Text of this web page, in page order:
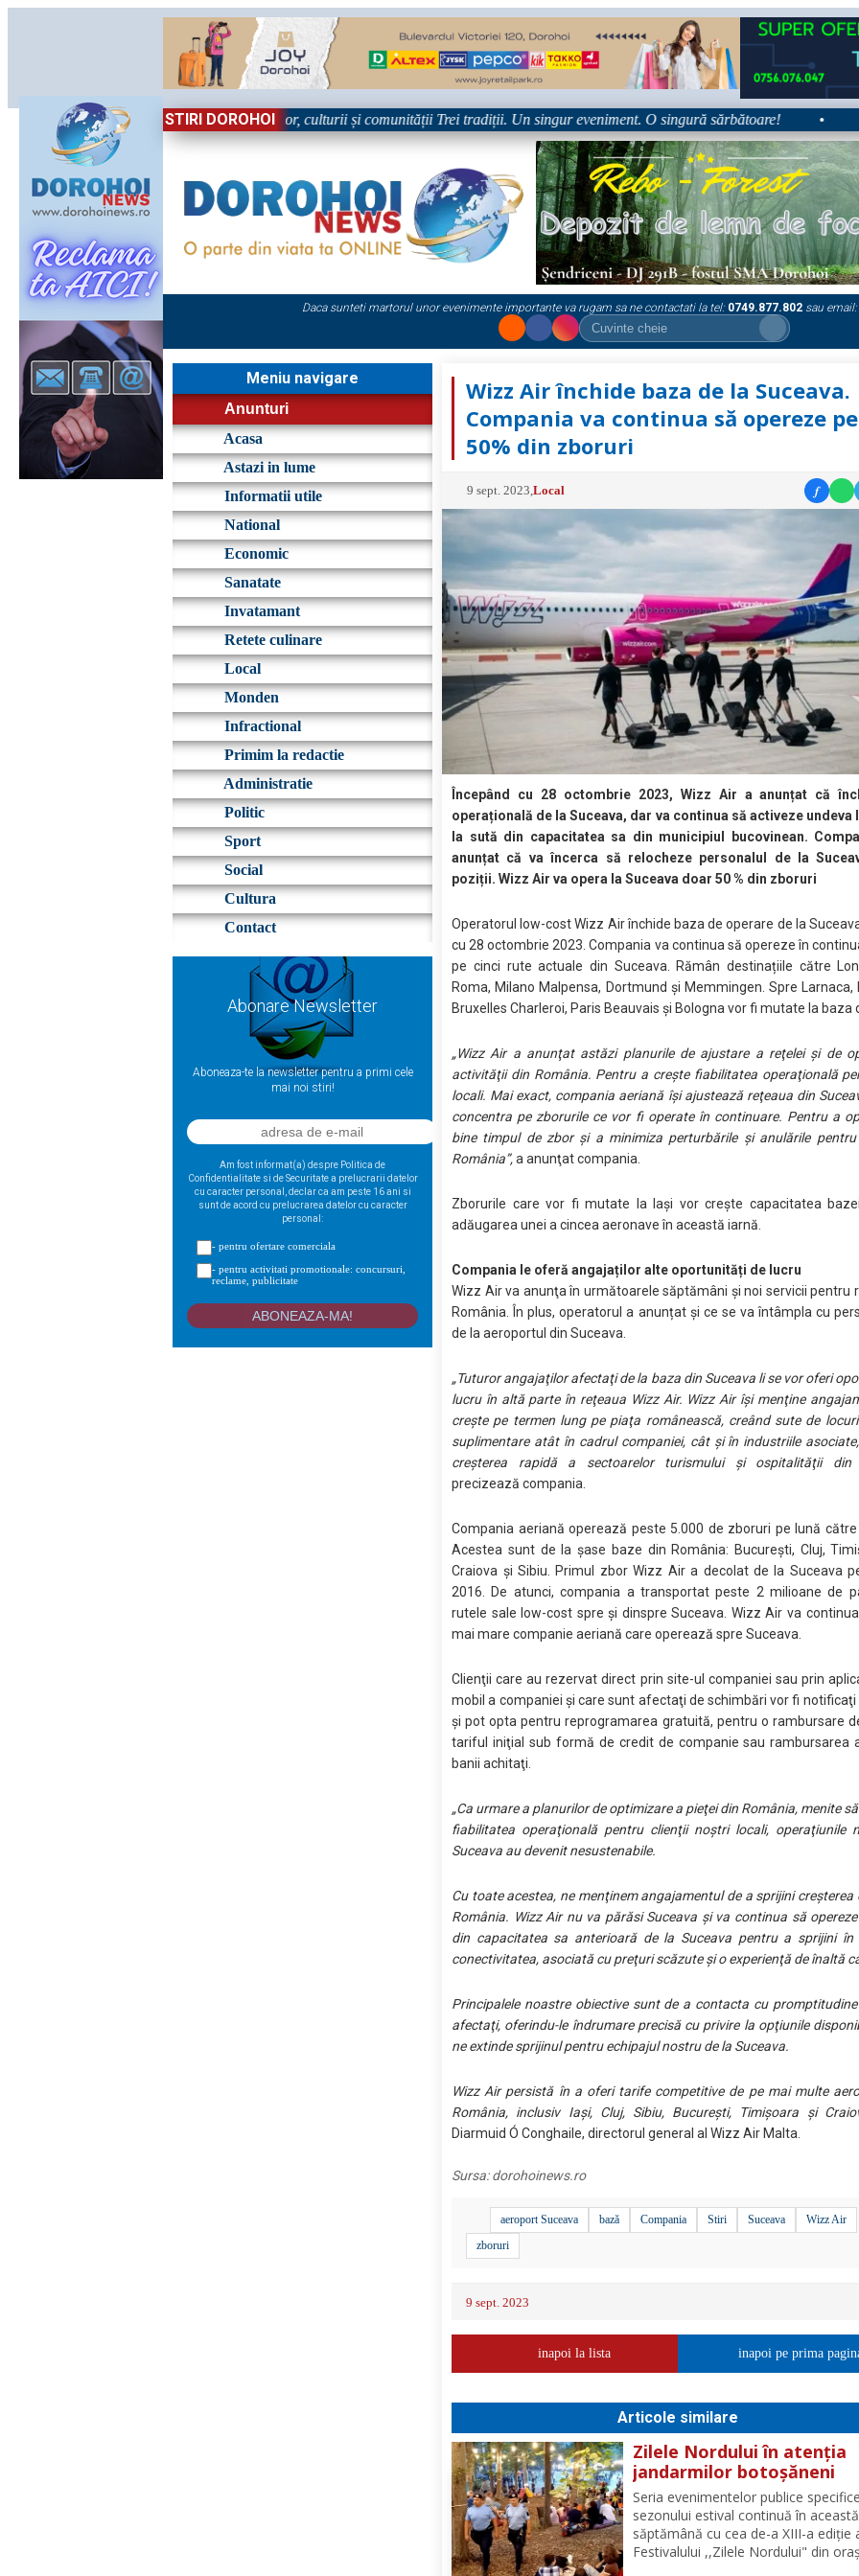
STIRI DOROHOI
– trei zile dedicate tradițiilor, culturii și comunității Trei tradiții. Un singur eveniment. O singură sărbătoare! •
Daca sunteti martorul unor evenimente importante va rugam sa ne contactati la tel: 0749.877.802 sau email:
Meniu navigare
Anunturi
Acasa
Astazi in lume
Informatii utile
National
Economic
Sanatate
Invatamant
Retete culinare
Local
Monden
Infractional
Primim la redactie
Administratie
Politic
Sport
Social
Cultura
Contact
Abonare Newsletter
Aboneaza-te la newsletter pentru a primi cele
mai noi stiri!
Am fost informat(a) despre Politica de
Confidentialitate si de Securitate a prelucrarii datelor
cu caracter personal, declar ca am peste 16 ani si
sunt de acord cu prelucrarea datelor cu caracter
personal:
- pentru ofertare comerciala
- pentru activitati promotionale: concursuri,
reclame, publicitate
Wizz Air închide baza de la Suceava.
Compania va continua să opereze
50% din zboruri
9 sept. 2023 ,Local f
Începând cu 28 octombrie 2023, Wizz Air a anunțat că
operațională de la Suceava, dar va continua să activeze undeva
la sută din capacitatea sa din municipiul bucovinean.
anunțat că va încerca să relocheze personalul de la
poziții. Wizz Air va opera la Suceava doar 50 % din zboruri
Operatorul low-cost Wizz Air închide baza de operare de la
cu 28 octombrie 2023. Compania va continua să opereze în
pe cinci rute actuale din Suceava. Rămân destinațiile către
Roma, Milano Malpensa, Dortmund şi Memmingen. Spre Larnaca,
Bruxelles Charleroi, Paris Beauvais şi Bologna vor fi mutate la baza
„Wizz Air a anunţat astăzi planurile de ajustare a reţelei şi de
activităţii din România. Pentru a creşte fiabilitatea operaţională
locali. Mai exact, compania aeriană îşi ajustează reţeaua din
concentra pe zborurile ce vor fi operate în continuare. Pentru a
bine timpul de zbor şi a minimiza perturbările şi anulările
România”,a anunţat compania.
Zborurile care vor fi mutate la Iaşi vor creşte capacitatea
adăugarea unei a cincea aeronave în această iarnă.
Compania le oferă angajaților alte oportunități de lucru
Wizz Air va anunţa în următoarele săptămâni şi noi servicii pentru
România. În plus, operatorul a anunțat și ce se va întâmpla cu
de la aeroportul din Suceava.
„Tuturor angajaţilor afectaţi de la baza din Suceava li se vor oferi
lucru în altă parte în reţeaua Wizz Air. Wizz Air îşi menţine
creşte pe termen lung pe piaţa românească, creând sute de
suplimentare atât în cadrul companiei, cât şi în industriile
creşterea rapidă a sectoarelor turismului şi ospitalităţii din
precizează compania.
Compania aeriană operează peste 5.000 de zboruri pe lună către
Acestea sunt de la şase baze din România: Bucureşti, Cluj,
Craiova şi Sibiu. Primul zbor Wizz Air a decolat de la Suceava
2016. De atunci, compania a transportat peste 2 milioane de
rutele sale low-cost spre şi dinspre Suceava. Wizz Air va
mai mare companie aeriană care operează spre Suceava.
Clienţii care au rezervat direct prin site-ul companiei sau prin
mobil a companiei şi care sunt afectaţi de schimbări vor fi notificaţi
şi pot opta pentru reprogramarea gratuită, pentru o rambursare
tariful iniţial sub formă de credit de companie sau rambursarea
banii achitaţi.
„Ca urmare a planurilor de optimizare a pieţei din România, menite
fiabilitatea operaţională pentru clienţii noştri locali, operaţiunile
Suceava au devenit nesustenabile.
Cu toate acestea, ne menţinem angajamentul de a sprijini creşterea
România. Wizz Air nu va părăsi Suceava şi va continua să
din capacitatea sa anterioară de la Suceava pentru a sprijini în
conectivitatea, asociată cu preţuri scăzute şi o experienţă de înaltă
Principalele noastre obiective sunt de a contacta cu
afectaţi, oferindu-le îndrumare precisă cu privire la opţiunile
ne extinde sprijinul pentru echipajul nostru de la Suceava.
Wizz Air persistă în a oferi tarife competitive de pe mai multe
România, inclusiv Iaşi, Cluj, Sibiu, Bucureşti, Timişoara şi
Diarmuid Ó Conghaile, directorul general al Wizz Air Malta.
Sursa:dorohoinews.ro
aeroport Suceava bază Compania Stiri Suceava
Wizz Air
zboruri
9 sept. 2023
inapoi la lista inapoi pe prima
Articole similare
Zilele Nordului în atenția
jandarmilor botoșăneni
Seria evenimentelor publice specifice
sezonului estival continuă în această
săptămână cu cea de-a XIII-a ediție
Festivalului ,,Zilele Nordului" din